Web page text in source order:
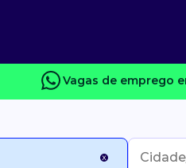
Vagas de emprego